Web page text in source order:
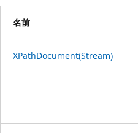
名前
XPathDocument(Stream)